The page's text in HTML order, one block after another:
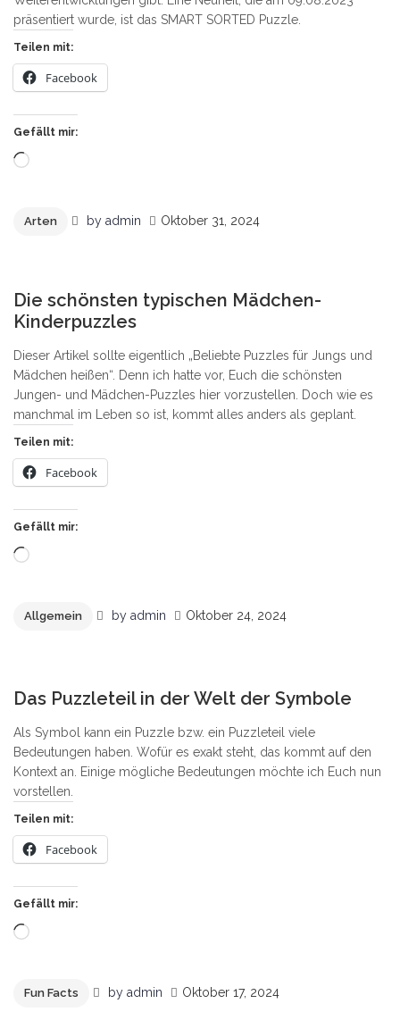
präsentiert wurde, ist das SMART SORTED Puzzle.
Teilen mit:
Facebook
Gefällt mir:
Wird
Arten by admin Oktober 31, 2024
Die schönsten typischen Mädchen-
Kinderpuzzles
Dieser Artikel sollte eigentlich „Beliebte Puzzles für Jungs und
Mädchen heißen“. Denn ich hatte vor, Euch die schönsten
Jungen- und Mädchen-Puzzles hier vorzustellen. Doch wie es
manchmal im Leben so ist, kommt alles anders als geplant.
Teilen mit:
Facebook
Gefällt mir:
Wird
Allgemein by admin Oktober 24, 2024
Das Puzzleteil in der Welt der Symbole
Als Symbol kann ein Puzzle bzw. ein Puzzleteil viele
Bedeutungen haben. Wofür es exakt steht, das kommt auf den
Kontext an. Einige mögliche Bedeutungen möchte ich Euch nun
vorstellen.
Teilen mit:
Facebook
Gefällt mir:
Wird
Fun Facts by admin Oktober 17, 2024